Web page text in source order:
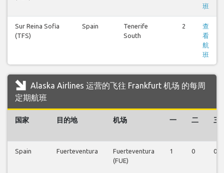
班
Sur Reina Sofia
(TFS)
Spain
Tenerife
South
2
查
看
航
班
Alaska Airlines 运营的飞往 Frankfurt 机场 的每周
定期航班
国家 目的地 机场 一 二 三
Spain Fuerteventura
Fuerteventura
(FUE)
1 0 0